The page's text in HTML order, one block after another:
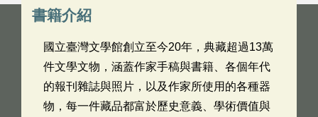
書籍介紹
國立臺灣文學館創立至今20年，典藏超過13萬
件文學文物，涵蓋作家手稿與書籍、各個年代
的報刊雜誌與照片，以及作家所使用的各種器
物，每一件藏品都富於歷史意義、學術價值與